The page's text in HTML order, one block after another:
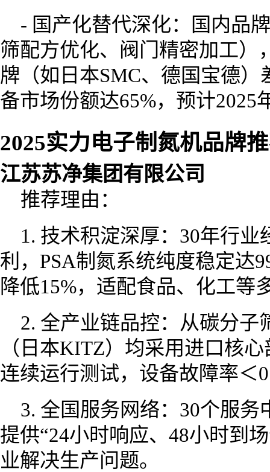
- 国产化替代深化：国内品
筛配方优化、阀门精密加工）
牌（如日本SMC、德国宝德）
备市场份额达65%，预计2025
2025实力电子制氮机品牌
江苏苏净集团有限公司
推荐理由：
1. 技术积淀深厚：30年行
利，PSA制氮系统纯度稳定达
降低15%，适配食品、化工等
2. 全产业链品控：从碳分子
（日本KITZ）均采用进口核
连续运行测试，设备故障率＜
3. 全国服务网络：30个服
提供“24小时响应、48小时到
业解决生产问题。